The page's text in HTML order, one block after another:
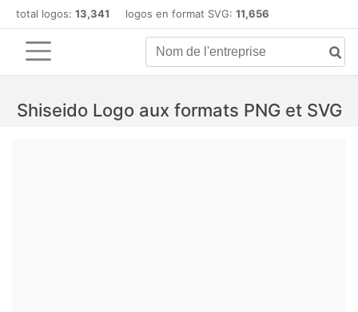
total logos: 13,341 logos en format SVG: 11,656
Shiseido Logo aux formats PNG et SVG